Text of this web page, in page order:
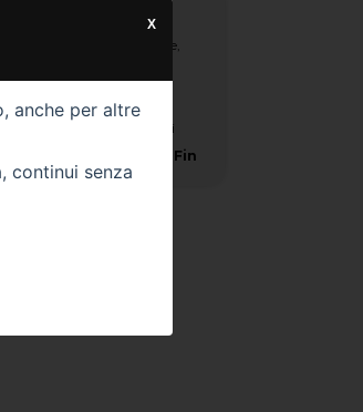
eccezionale! Gentile,
un auto ormai qualche
problema. Super
Consigliatissimi
Lara Fin
anche per altre
continui senza
X